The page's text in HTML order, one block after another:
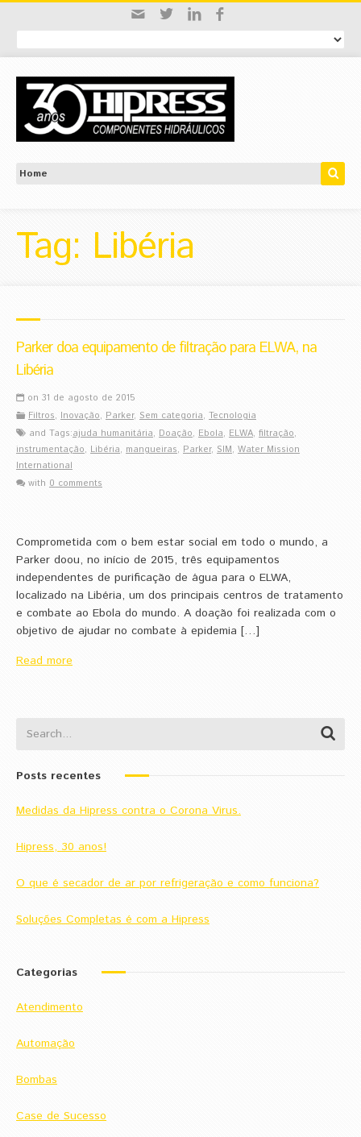
Tag: Libéria
Parker doa equipamento de filtração para ELWA, na
Libéria
on 31 de agosto de 2015
Filtros, Inovação, Parker, Sem categoria, Tecnologia
and Tags:ajuda humanitária, Doação, Ebola, ELWA, filtração,
instrumentação, Libéria, mangueiras, Parker, SIM, Water Mission
International
with 0 comments
Comprometida com o bem estar social em todo o mundo, a
Parker doou, no início de 2015, três equipamentos
independentes de purificação de água para o ELWA,
localizado na Libéria, um dos principais centros de tratamento
e combate ao Ebola do mundo. A doação foi realizada com o
objetivo de ajudar no combate à epidemia […]
Read more
Posts recentes
Medidas da Hipress contra o Corona Virus.
Hipress, 30 anos!
O que é secador de ar por refrigeração e como funciona?
Soluções Completas é com a Hipress
Categorias
Atendimento
Automação
Bombas
Case de Sucesso